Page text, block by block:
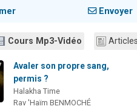
Envoyer
Cours Mp3-Vidéo Articles
Avaler son propre sang,
permis ?
Halakha Time
Rav 'Haïm BENMOCHÉ